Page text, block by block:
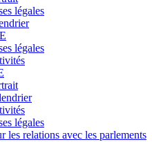
légales
légales
légales
les relations avec les parlements